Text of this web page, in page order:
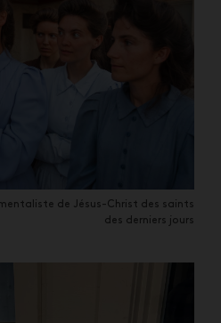
de Jésus-Christ des saints
des derniers jours